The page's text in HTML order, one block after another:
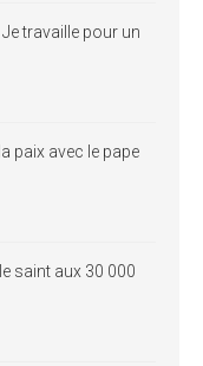
travaille pour un
paix avec le pape
saint aux 30 000